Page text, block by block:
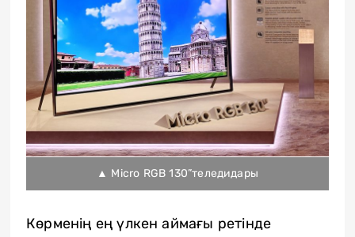
▲ Micro RGB 130”теледидары
Көрменің ең үлкен аймағы ретінде